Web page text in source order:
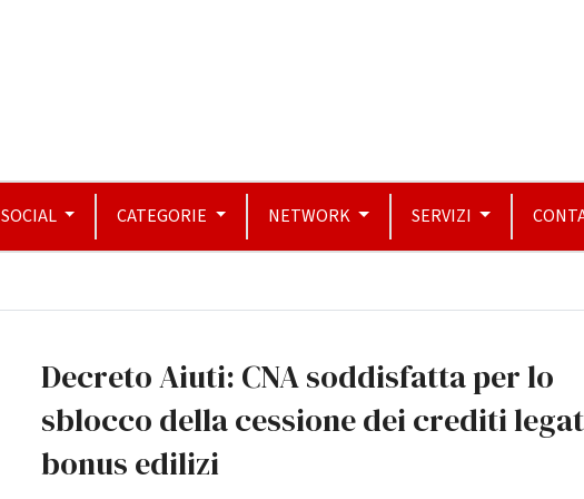
SOCIAL CATEGORIE NETWORK SERVIZI
Decreto Aiuti: CNA soddisfatta per lo
sblocco della cessione dei crediti
bonus edilizi